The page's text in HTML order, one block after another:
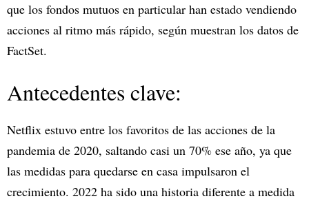
que los fondos mutuos en particular han estado vendiendo
acciones al ritmo más rápido, según muestran los datos de
FactSet.
Antecedentes clave:
Netflix estuvo entre los favoritos de las acciones de la
pandemia de 2020, saltando casi un 70% ese año, ya que
las medidas para quedarse en casa impulsaron el
crecimiento. 2022 ha sido una historia diferente a medida